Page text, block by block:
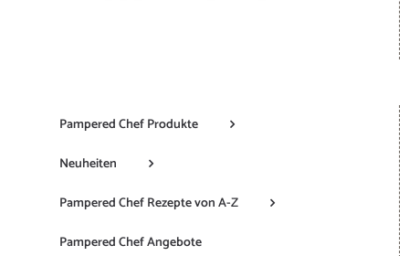
Pampered Chef Produkte
Neuheiten
Pampered Chef Rezepte von A-Z
Pampered Chef Angebote